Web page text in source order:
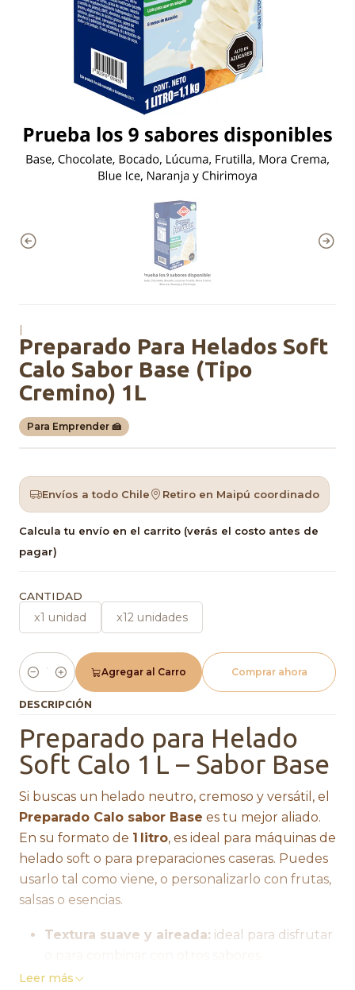
|
Preparado Para Helados Soft
Calo Sabor Base (Tipo
Cremino) 1L
Para Emprender 🍰
Envíos a todo Chile Retiro en Maipú coordinado
Calcula tu envío en el carrito (verás el costo antes de
pagar)
CANTIDAD
x1 unidad x12 unidades
Cantidad
Agregar al Carro Comprar ahora
DESCRIPCIÓN
Preparado para Helado
Soft Calo 1 L – Sabor Base
Si buscas un helado neutro, cremoso y versátil, el
Preparado Calo sabor Base es tu mejor aliado.
En su formato de 1 litro, es ideal para máquinas de
helado soft o para preparaciones caseras. Puedes
usarlo tal como viene, o personalizarlo con frutas,
salsas o esencias.
Textura suave y aireada: ideal para disfrutar
Alto rendimiento:
Leer más